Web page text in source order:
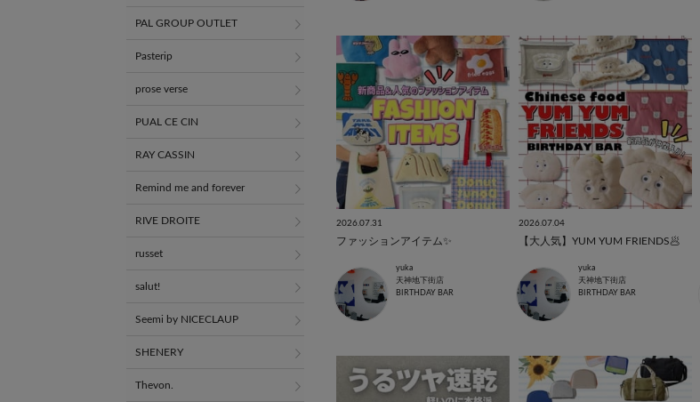
2026.07.31
ファッションアイテム✨
yuka
天神地下街店
BIRTHDAY BAR
2026.07.04
【大人気】YUM YUM FRIENDS🥟
yuka
天神地下街店
BIRTHDAY BAR
PAL GROUP OUTLET
Pasterip
prose verse
PUAL CE CIN
RAY CASSIN
Remind me and forever
RIVE DROITE
russet
salut!
Seemi by NICECLAUP
SHENERY
Thevon.